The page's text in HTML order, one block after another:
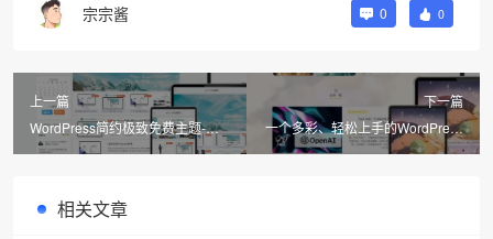
宗宗酱 0 0
上一篇
WordPress简约极致免费主题-
Qzdy
下一篇
一个多彩、轻松上手的WordPress
主题–Sakurairo
相关文章